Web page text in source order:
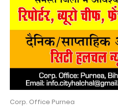
Corp. Office Purnea